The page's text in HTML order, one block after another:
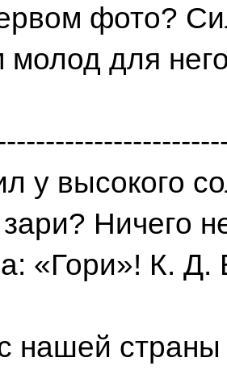
фото?
для
у высокого
Ничего
«Гори»! К. Д.
нашей